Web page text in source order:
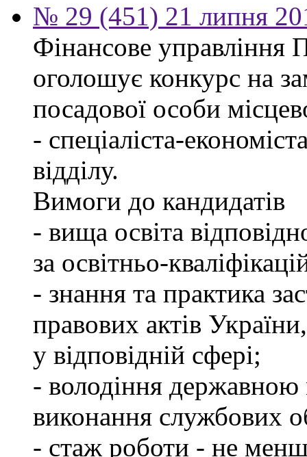
№ 29 (451) 21 липня
Фінансове управління
оголошує конкурс на
посадової особи
- спеціаліста-
відділу.
Вимоги до кандидатів
- вища освіта
за освітньо-
- знання та практика
правових актів
у відповідній сфері;
- володіння державною
виконання службових
- стаж роботи - не